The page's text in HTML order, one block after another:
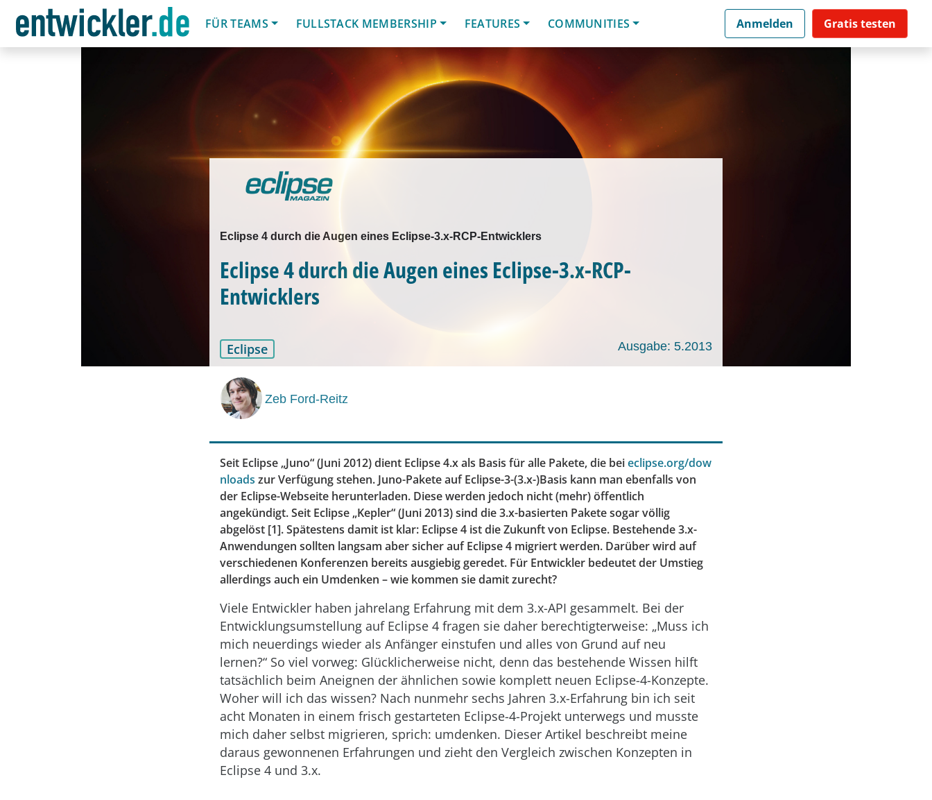
FÜR TEAMS
FULLSTACK MEMBERSHIP FEATURES COMMUNITIES Anmelden Gratis testen
Eclipse 4 durch die Augen eines Eclipse-3.x-RCP-Entwicklers
Eclipse 4 durch die Augen eines Eclipse-3.x-RCP-
Entwicklers
Eclipse Ausgabe: 5.2013
Zeb Ford-Reitz
Seit Eclipse „Juno“ (Juni 2012) dient Eclipse 4.x als Basis für alle Pakete, die beieclipse.org/dow
nloads zur Verfügung stehen. Juno-Pakete auf Eclipse-3-(3.x-)Basis kann man ebenfalls von
der Eclipse-Webseite herunterladen. Diese werden jedoch nicht (mehr) öffentlich
angekündigt. Seit Eclipse „Kepler“ (Juni 2013) sind die 3.x-basierten Pakete sogar völlig
abgelöst [1]. Spätestens damit ist klar: Eclipse 4 ist die Zukunft von Eclipse. Bestehende 3.x-
Anwendungen sollten langsam aber sicher auf Eclipse 4 migriert werden. Darüber wird auf
verschiedenen Konferenzen bereits ausgiebig geredet. Für Entwickler bedeutet der Umstieg
allerdings auch ein Umdenken – wie kommen sie damit zurecht?
Viele Entwickler haben jahrelang Erfahrung mit dem 3.x-API gesammelt. Bei der
Entwicklungsumstellung auf Eclipse 4 fragen sie daher berechtigterweise: „Muss ich
mich neuerdings wieder als Anfänger einstufen und alles von Grund auf neu
lernen?“ So viel vorweg: Glücklicherweise nicht, denn das bestehende Wissen hilft
tatsächlich beim Aneignen der ähnlichen sowie komplett neuen Eclipse-4-Konzepte.
Woher will ich das wissen? Nach nunmehr sechs Jahren 3.x-Erfahrung bin ich seit
acht Monaten in einem frisch gestarteten Eclipse-4-Projekt unterwegs und musste
mich daher selbst migrieren, sprich: umdenken. Dieser Artikel beschreibt meine
daraus gewonnenen Erfahrungen und zieht den Vergleich zwischen Konzepten in
Eclipse 4 und 3.x.